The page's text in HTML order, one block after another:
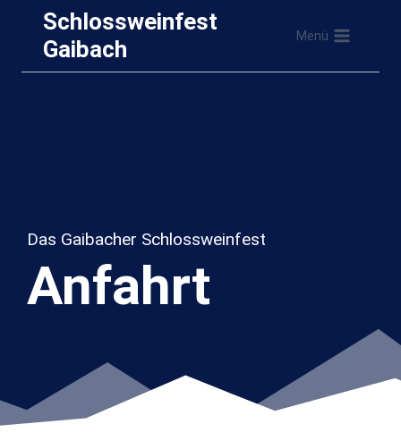
springen
Schlossweinfest
Gaibach
Menü
Das Gaibacher Schlossweinfest
Anfahrt